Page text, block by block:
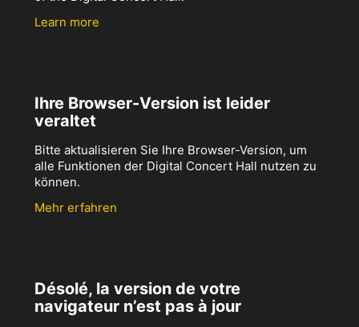
Learn more
Ihre Browser-Version ist leider
veraltet
Bitte aktualisieren Sie Ihre Browser-Version, um
alle Funktionen der Digital Concert Hall nutzen zu
können.
Mehr erfahren
Désolé, la version de votre
navigateur n’est pas à jour